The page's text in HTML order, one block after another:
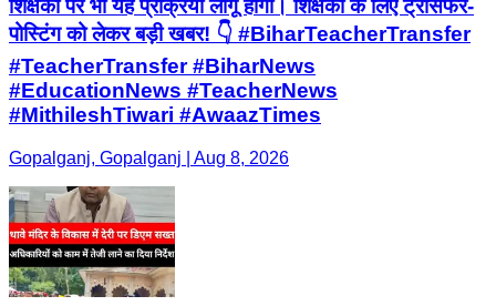
Gopalganj, Gopalganj | Aug 8, 2026